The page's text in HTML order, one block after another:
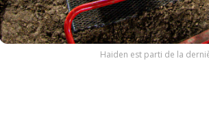
Haiden est parti de la